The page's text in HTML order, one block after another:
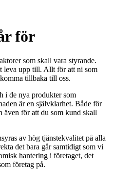
för
som skall vara styrande.
leva upp till. Allt för att ni som
tillbaka till oss.
i de nya produkter som
är en självklarhet. Både för
även för att du som kund skall
av hög tjänstekvalitet på alla
det bara går samtidigt som vi
hantering i företaget, det
företag på.